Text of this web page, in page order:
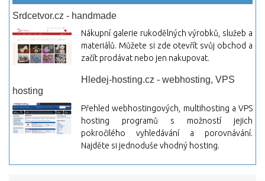
Srdcetvor.cz - handmade
Nákupní galerie rukodělných výrobků, služeb a
materiálů. Můžete si zde otevřít svůj obchod a
začít prodávat nebo jen nakupovat.
Hledej-hosting.cz - webhosting, VPS
hosting
Přehled webhostingových, multihosting a VPS
hosting programů s možností jejich
pokročilého vyhledávání a porovnávání.
Najděte si jednoduše vhodný hosting.